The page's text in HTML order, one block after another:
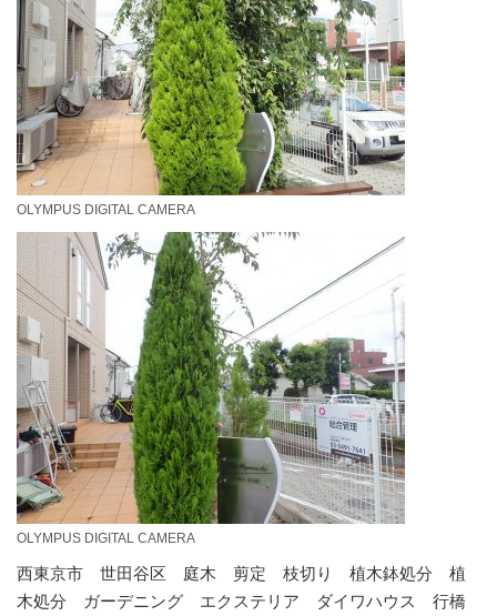
OLYMPUS DIGITAL CAMERA
OLYMPUS DIGITAL CAMERA
西東京市 世田谷区 庭木 剪定 枝切り 植木鉢処分 植
木処分 ガーデニング エクステリア ダイワハウス 行橋